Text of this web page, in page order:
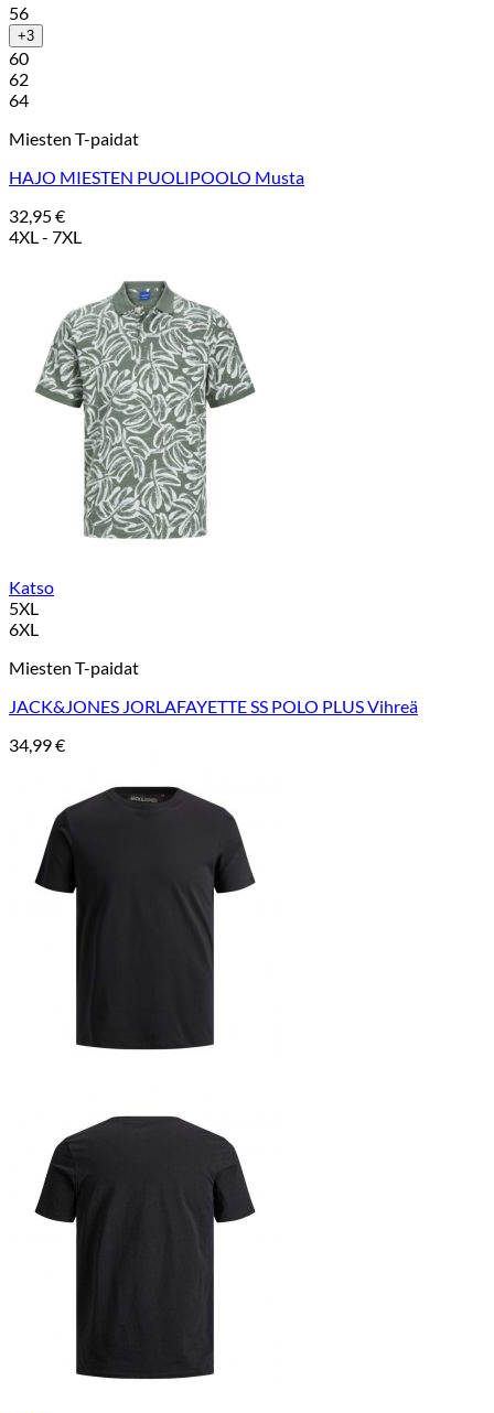
56
+3
60
62
64
Miesten T-paidat
HAJO MIESTEN PUOLIPOOLO Musta
32,95€
4XL - 7XL
Katso
5XL
6XL
Miesten T-paidat
JACK&JONES JORLAFAYETTE SS POLO PLUS Vihreä
34,99€